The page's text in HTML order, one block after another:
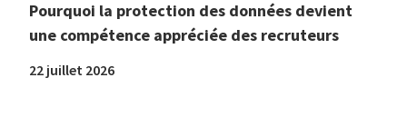
Pourquoi la protection des données devient
une compétence appréciée des recruteurs
22 juillet 2026